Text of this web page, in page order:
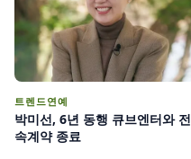
트렌드연예
박미선, 6년 동행 큐브엔터와 전
속계약 종료